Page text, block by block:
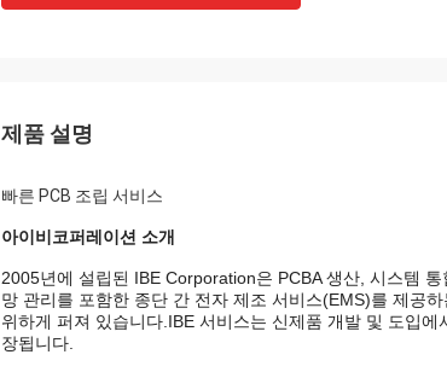
제품 설명
빠른 PCB 조립 서비스
아이비코퍼레이션 소개
2005년에 설립된 IBE Corporation은 PCBA 생산, 시스템
망 관리를 포함한 종단 간 전자 제조 서비스(EMS)를 제공
위하게 퍼져 있습니다.IBE 서비스는 신제품 개발 및 도입
장됩니다.